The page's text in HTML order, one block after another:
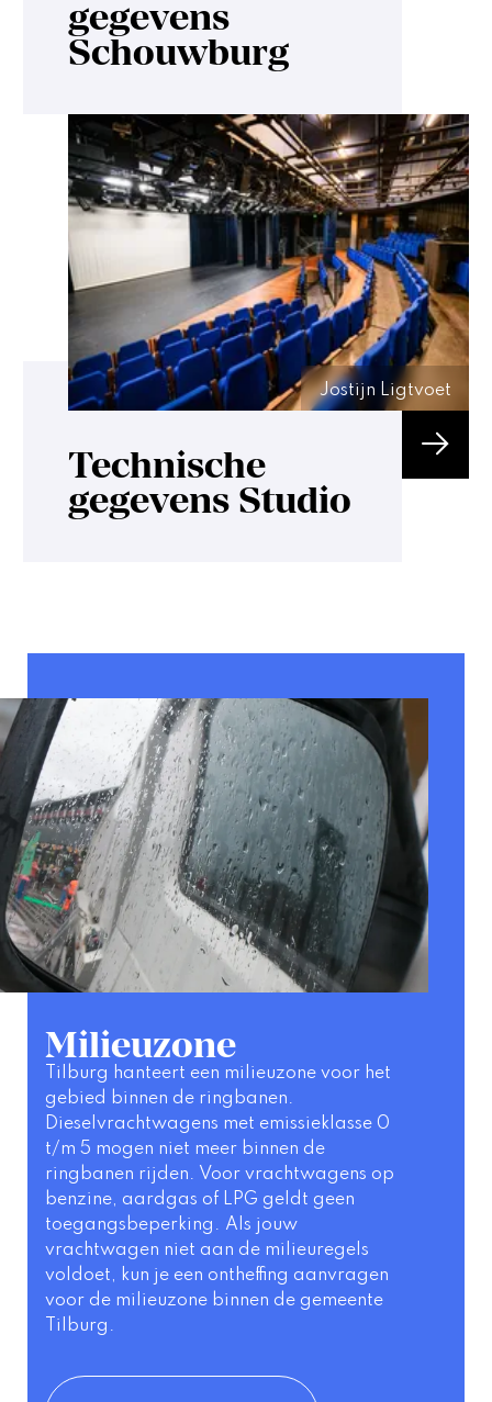
gegevens
Schouwburg
Technische
gegevens Studio
Jostijn Ligtvoet
Milieuzone
Tilburg hanteert een milieuzone voor het
gebied binnen de ringbanen.
Dieselvrachtwagens met emissieklasse 0
t/m 5 mogen niet meer binnen de
ringbanen rijden. Voor vrachtwagens op
benzine, aardgas of LPG geldt geen
toegangsbeperking. Als jouw
vrachtwagen niet aan de milieuregels
voldoet, kun je een ontheffing aanvragen
voor de milieuzone binnen de gemeente
Tilburg.